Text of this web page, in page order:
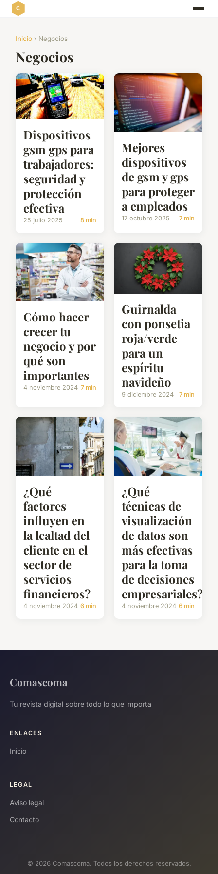
Inicio › Negocios
Negocios
Dispositivos
gsm gps para
trabajadores:
seguridad y
protección
efectiva
25 julio 2025 8 min
Mejores
dispositivos
de gsm y gps
para proteger
a empleados
17 octubre 2025 7 min
Cómo hacer
crecer tu
negocio y por
qué son
importantes
4 noviembre 2024 7 min
Guirnalda
con ponsetia
roja/verde
para un
espíritu
navideño
9 diciembre 2024 7 min
¿Qué
factores
influyen en
la lealtad del
cliente en el
sector de
servicios
financieros?
4 noviembre 2024 6 min
¿Qué
técnicas de
visualización
de datos son
más efectivas
para la toma
de decisiones
empresariales?
4 noviembre 2024 6 min
Comascoma
Tu revista digital sobre todo lo que importa
ENLACES
Inicio
LEGAL
Aviso legal
Contacto
© 2026 Comascoma. Todos los derechos reservados.